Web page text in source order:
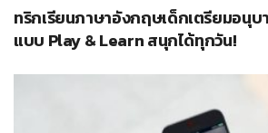
ทริกเรียนภาษาอังกฤษเด็กเตรียมอนุบ
แบบ Play & Learn สนุกได้ทุกวัน!